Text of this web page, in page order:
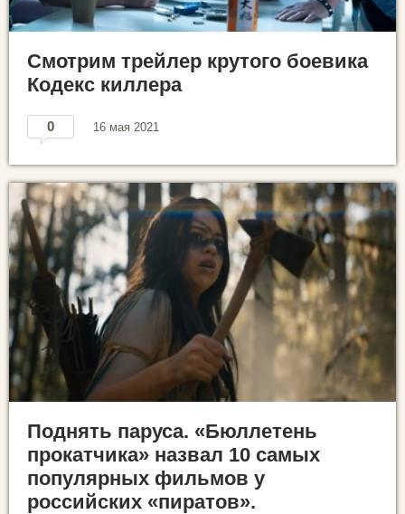
Смотрим трейлер крутого боевика
Кодекс киллера
0 16 мая 2021
Поднять паруса. «Бюллетень
прокатчика» назвал 10 самых
популярных фильмов у
российских «пиратов».